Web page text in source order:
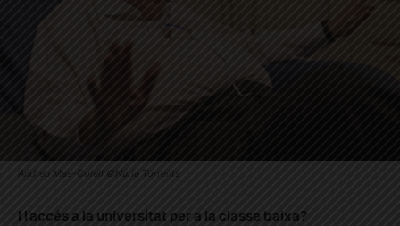
Andreu Mas-Colell ©Núria Torrents
I l’accés a la universitat per a la classe baixa?